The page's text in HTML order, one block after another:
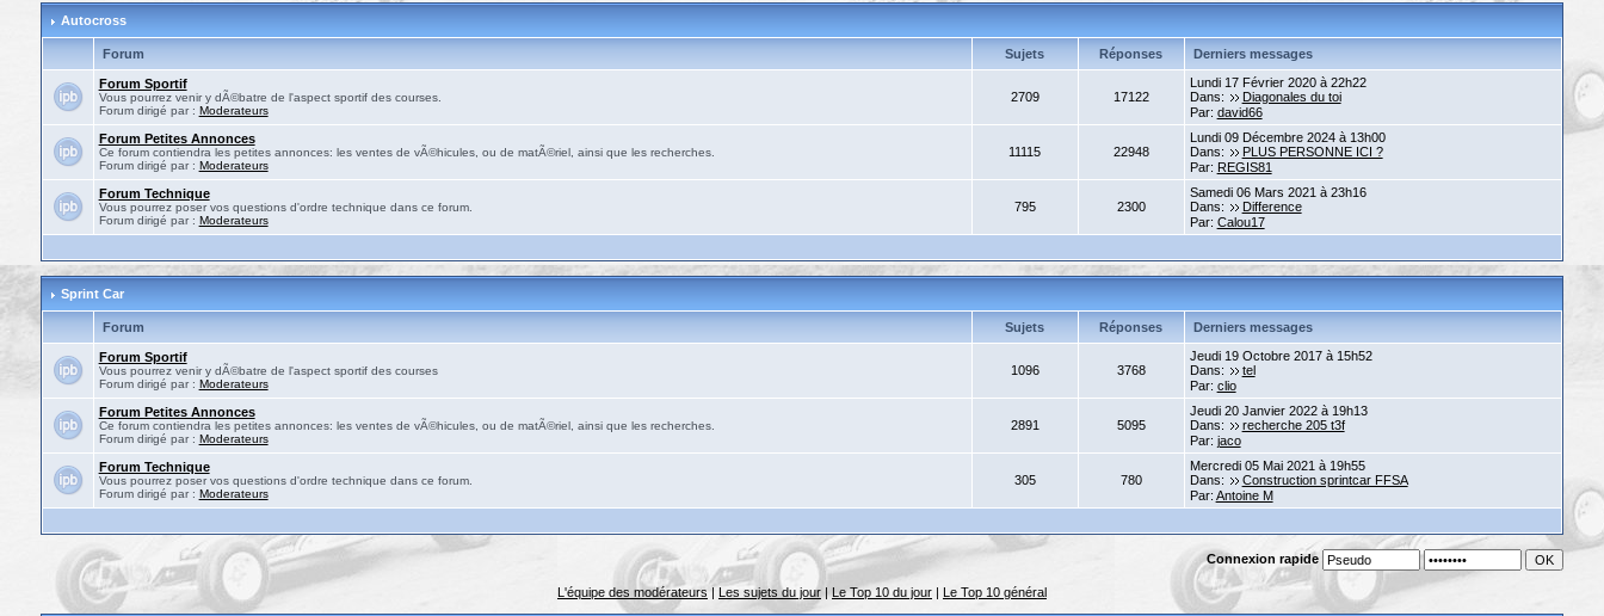
Autocross
Forum Sujets Réponses Derniers messages
Forum Sportif
Vous pourrez venir y dÃ©batre de l'aspect sportif des courses.
Forum dirigé par : Moderateurs
2709 17122
Lundi 17 Février 2020 à 22h22
Dans:
Diagonales du toi
Par: david66
Forum Petites Annonces
Ce forum contiendra les petites annonces: les ventes de vÃ©hicules, ou de matÃ©riel, ainsi que les recherches.
Forum dirigé par : Moderateurs
11115 22948
Lundi 09 Décembre 2024 à 13h00
Dans:
PLUS PERSONNE ICI ?
Par: REGIS81
Forum Technique
Vous pourrez poser vos questions d'ordre technique dans ce forum.
Forum dirigé par : Moderateurs
795 2300
Samedi 06 Mars 2021 à 23h16
Dans:
Difference
Par: Calou17
Sprint Car
Forum Sujets Réponses Derniers messages
Forum Sportif
Vous pourrez venir y dÃ©batre de l'aspect sportif des courses
Forum dirigé par : Moderateurs
1096 3768
Jeudi 19 Octobre 2017 à 15h52
Dans:
tel
Par: clio
Forum Petites Annonces
Ce forum contiendra les petites annonces: les ventes de vÃ©hicules, ou de matÃ©riel, ainsi que les recherches.
Forum dirigé par : Moderateurs
2891 5095
Jeudi 20 Janvier 2022 à 19h13
Dans:
recherche 205 t3f
Par: jaco
Forum Technique
Vous pourrez poser vos questions d'ordre technique dans ce forum.
Forum dirigé par : Moderateurs
305 780
Mercredi 05 Mai 2021 à 19h55
Dans:
Construction sprintcar FFSA
Par: Antoine M
Connexion rapide
L'équipe des modérateurs | Les sujets du jour| Le Top 10 du jour| Le Top 10 général